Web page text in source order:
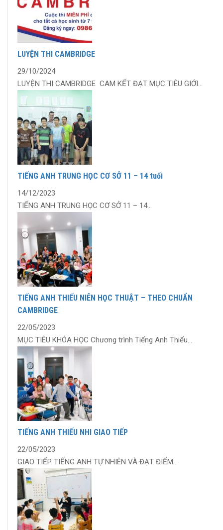
LUYỆN THI CAMBRIDGE
29/10/2024
LUYỆN THI CAMBRIDGE CAM KẾT ĐẠT MỤC TIÊU GIỚI...
TIẾNG ANH TRUNG HỌC CƠ SỞ 11 – 14 tuổi
14/12/2023
TIẾNG ANH TRUNG HỌC CƠ SỞ 11 – 14...
TIẾNG ANH THIẾU NIÊN HỌC THUẬT – THEO CHUẨN
CAMBRIDGE
22/05/2023
MỤC TIÊU KHÓA HỌC Chương trình Tiếng Anh Thiếu...
TIẾNG ANH THIẾU NHI GIAO TIẾP
22/05/2023
GIAO TIẾP TIẾNG ANH TỰ NHIÊN VÀ ĐẠT ĐIỂM...